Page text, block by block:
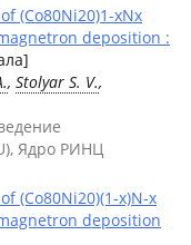
(Co80Ni20)1-xNx
deposition :
, Stolyar S. V.,
Ядро РИНЦ
(Co80Ni20)(1-x)N-x
deposition